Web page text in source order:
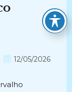
Post12/05/2026